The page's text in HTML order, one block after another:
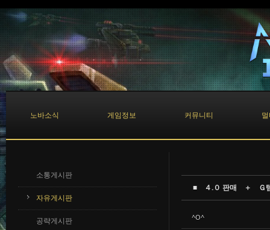
노바소식 게임정보 커뮤니티
소통게시판
자유게시판
공략게시판
■ ４.０ 판매 ＋ Ｇ
^O^
Sketchbook5, 스케치북5
Sketchbook5, 스케치북5